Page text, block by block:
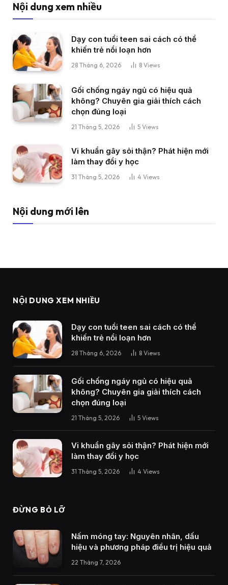
Nội dung xem nhiều
Dạy con tuổi teen sai cách có thể
khiến trẻ nổi loạn hơn
28 Tháng 6, 2026 8 Views
Gối chống ngáy ngủ có hiệu quả
không? Chuyên gia giải thích cách
chọn đúng loại
21 Tháng 5, 2026 5 Views
Vi khuẩn gây sỏi thận? Phát hiện mới
làm thay đổi y học
31 Tháng 5, 2026 4 Views
Nội dung mới lên
NỘI DUNG XEM NHIỀU
Dạy con tuổi teen sai cách có thể
khiến trẻ nổi loạn hơn
28 Tháng 6, 2026 8 Views
Gối chống ngáy ngủ có hiệu quả
không? Chuyên gia giải thích cách
chọn đúng loại
21 Tháng 5, 2026 5 Views
Vi khuẩn gây sỏi thận? Phát hiện mới
làm thay đổi y học
31 Tháng 5, 2026 4 Views
ĐỪNG BỎ LỠ
Nấm móng tay: Nguyên nhân, dấu
hiệu và phương pháp điều trị hiệu quả
22 Tháng 7, 2026